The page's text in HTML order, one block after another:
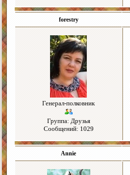
forestry
Генерал-полковник
Группа: Друзья
Сообщений: 1029
Annie